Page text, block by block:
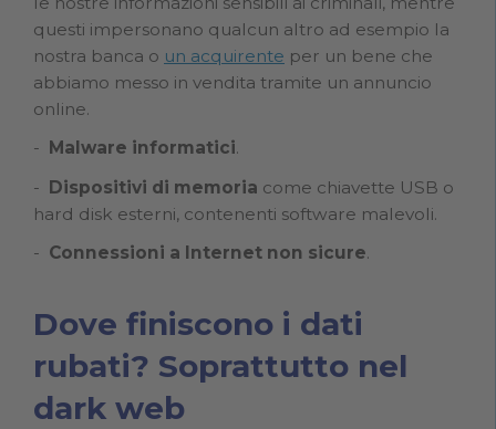
questi impersonano qualcun altro ad esempio la
nostra banca o un acquirente per un bene che
abbiamo messo in vendita tramite un annuncio
online.
Malware informatici.
Dispositivi di memoria come chiavette USB o
hard disk esterni, contenenti software malevoli.
Connessioni a Internet non sicure.
Dove finiscono i dati
rubati? Soprattutto nel
dark web